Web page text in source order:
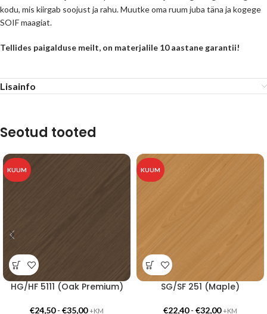
kodu, mis kiirgab soojust ja rahu. Muutke oma ruum juba täna ja kogege
SOIF maagiat.
Tellides paigalduse meilt, on materjalile 10 aastane garantii!
Lisainfo
Seotud tooted
KUUM
HG/HF 5111 (Oak Premium)
€24,50- €35,00 +KM
KUUM
SG/SF 251 (Maple)
€22,40- €32,00 +KM